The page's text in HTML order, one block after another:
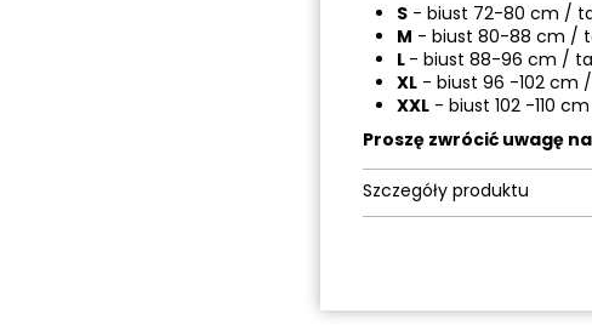
S - biust 72-80 cm /
M - biust 80-88 cm /
L - biust 88-96 cm /
XL - biust 96 -102 cm
XXL - biust 102 -110
Proszę zwrócić uwagę
Szczegóły produktu